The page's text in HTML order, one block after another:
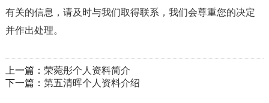
有关的信息，请及时与我们取得联系，我们会尊重您的决定
并作出处理。
上一篇： 荣菀彤个人资料简介
下一篇： 第五清晖个人资料介绍